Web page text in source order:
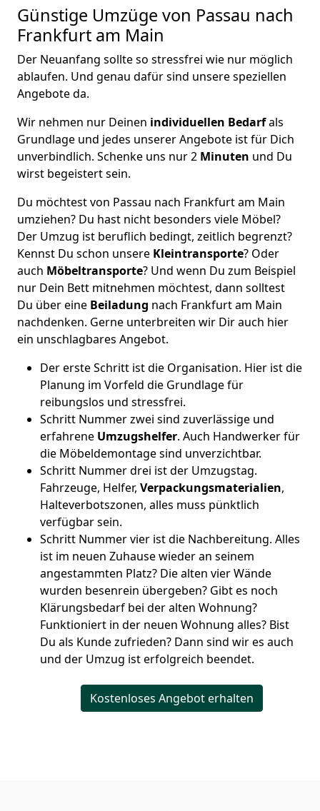
Günstige Umzüge von Passau nach
Frankfurt am Main
Der Neuanfang sollte so stressfrei wie nur möglich
ablaufen. Und genau dafür sind unsere speziellen
Angebote da.
Wir nehmen nur Deinen individuellen Bedarfals
Grundlage und jedes unserer Angebote ist für Dich
unverbindlich. Schenke uns nur 2 Minuten und Du
wirst begeistert sein.
Du möchtest von Passau nach Frankfurt am Main
umziehen? Du hast nicht besonders viele Möbel?
Der Umzug ist beruflich bedingt, zeitlich begrenzt?
Kennst Du schon unsere Kleintransporte? Oder
auch Möbeltransporte? Und wenn Du zum Beispiel
nur Dein Bett mitnehmen möchtest, dann solltest
Du über eine Beiladung nach Frankfurt am Main
nachdenken. Gerne unterbreiten wir Dir auch hier
ein unschlagbares Angebot.
Der erste Schritt ist die Organisation. Hier ist die
Planung im Vorfeld die Grundlage für
reibungslos und stressfrei.
Schritt Nummer zwei sind zuverlässige und
erfahrene Umzugshelfer. Auch Handwerker für
die Möbeldemontage sind unverzichtbar.
Schritt Nummer drei ist der Umzugstag.
Fahrzeuge, Helfer, Verpackungsmaterialien,
Halteverbotszonen, alles muss pünktlich
verfügbar sein.
Schritt Nummer vier ist die Nachbereitung. Alles
ist im neuen Zuhause wieder an seinem
angestammten Platz? Die alten vier Wände
wurden besenrein übergeben? Gibt es noch
Klärungsbedarf bei der alten Wohnung?
Funktioniert in der neuen Wohnung alles? Bist
Du als Kunde zufrieden? Dann sind wir es auch
und der Umzug ist erfolgreich beendet.
Kostenloses Angebot erhalten